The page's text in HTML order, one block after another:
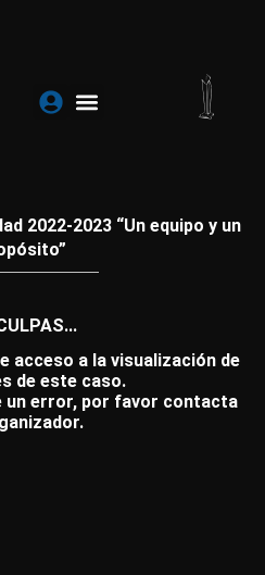
2022-2023 “Un equipo y un
acceso a la visualización de
de este caso.
un error, por favor contacta